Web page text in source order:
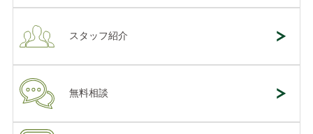
スタッフ紹介
無料相談